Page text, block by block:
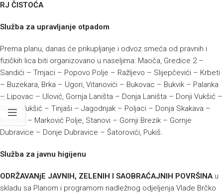
RJ ČISTOĆA
Služba za upravljanje otpadom
Prema planu, danas će prikupljanje i odvoz smeća od pravnih i
fizičkih lica biti organizovano u naseljima: Maoča, Gredice 2 –
Sandići – Trnjaci – Popovo Polje – Ražljevo – Slijepčevići – Krbeti
– Buzekara, Brka – Ugori, Vitanovići – Bukovac – Bukvik – Palanka
– Lipovac – Ulović, Gornja Laništa – Donja Laništa – Donji Vukšić –
Gornji Vukšić – Tinjaši – Jagodnjak – Poljaci – Donja Skakava –
Krepšić – Marković Polje, Stanovi – Gornji Brezik – Gornje
Dubravice – Donje Dubravice – Šatorovići, Pukiš.
Služba za javnu higijenu
ODRŽAVANjE JAVNIH, ZELENIH I SAOBRAĆAJNIH POVRŠINAu
skladu sa Planom i programom nadležnog odjeljenja Vlade Brčko